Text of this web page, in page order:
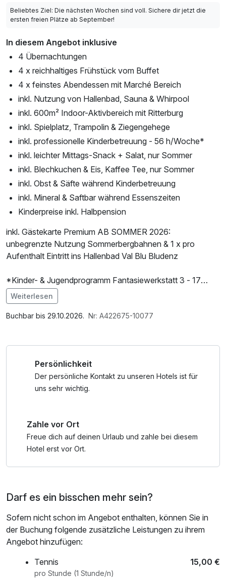
Beliebtes Ziel: Die nächsten Wochen sind voll. Sichere dir jetzt die
ersten freien Plätze ab September!
In diesem Angebot inklusive
4 Übernachtungen
4 x reichhaltiges Frühstück vom Buffet
4 x feinstes Abendessen mit Marché Bereich
inkl. Nutzung von Hallenbad, Sauna & Whirpool
inkl. 600m² Indoor-Aktivbereich mit Ritterburg
inkl. Spielplatz, Trampolin & Ziegengehege
inkl. professionelle Kinderbetreuung - 56 h/Woche*
inkl. leichter Mittags-Snack + Salat, nur Sommer
inkl. Blechkuchen & Eis, Kaffee Tee, nur Sommer
inkl. Obst & Säfte während Kinderbetreuung
inkl. Mineral & Saftbar während Essenszeiten
Kinderpreise inkl. Halbpension
inkl. Gästekarte Premium AB SOMMER 2026:
unbegrenzte Nutzung Sommerbergbahnen & 1 x pro
Aufenthalt Eintritt ins Hallenbad Val Blu Bludenz
*Kinder- & Jugendprogramm Fantasiewerkstatt 3 - 17
Jahre / Kleinkindbetreuung
Kleinkindbetreuung 06.06. - 04.07.2026 & 05.09. -
29.09.2026
familienfreundliche Aktivitäten. Hier sind einige Tipps für
Familien, die das Brandnertal besuchen:
verschiedenen Schwierigkeitsgraden. Für Familien mit
kleinen Kindern eignen sich leichtere Wanderungen entlang
der Flüsse oder zu Almhütten.
Kletterparcours in unterschiedlichen Höhen und
spannende Aktivitäten werden angeboten.
- Alvierbad Brand: An heißen Tagen ist ein Besuch im
Alvierbad in Brand perfekt. Das Freibad bietet nicht nur
Abkühlung, sondern auch Spaß für die Kinder mit
Im Angebot enthalten
Parkplatz, W-LAN Nutzung / Internetnutzung
Weiterlesen
Buchbar bis 29.10.2026. Nr: A422675-10077
Persönlichkeit
Der persönliche Kontakt zu unseren Hotels ist für
uns sehr wichtig.
Zahle vor Ort
Freue dich auf deinen Urlaub und zahle bei diesem
Hotel erst vor Ort.
Darf es ein bisschen mehr sein?
Sofern nicht schon im Angebot enthalten, können Sie in
der Buchung folgende zusätzliche Leistungen zu ihrem
Angebot hinzufügen:
Tennis
15,00 €
pro Stunde (1 Stunde/n)